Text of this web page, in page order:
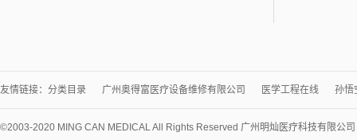
友情链接： 分类目录 广州奥得富医疗设备维修有限公司 医学工程在线 孙悟
©2003-2020 MING CAN MEDICAL All Rights Reserved 广州明灿医疗科技有限公司